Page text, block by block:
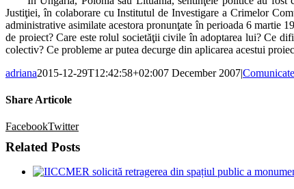
Justiţiei, în colaborare cu Institutul de Investigare a Crimelor
administrative asimilate acestora pronunţate în perioada 6 martie
de proiect? Care este rolul societăţii civile în adoptarea lui? Ce
colectiv? Ce probleme ar putea decurge din aplicarea acestui
adriana2015-12-29T12:42:58+02:007 December 2007|
Share Articole
FacebookTwitter
Related Posts